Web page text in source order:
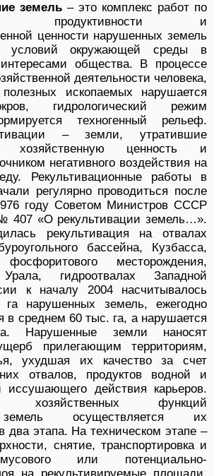
земель – это комплекс работ по
продуктивности и
ценности нарушенных земель
условий окружающей среды в
общества. В процессе
деятельности человека,
ископаемых нарушается
гидрологический режим
техногенный рельеф.
– земли, утратившие
хозяйственную ценность и
негативного воздействия на
Рекультивационные работы в
регулярно проводиться после
году Советом Министров СССР
407 «О рекультивации земель…».
рекультивация на отвалах
бассейна, Кузбасса,
фосфоритового месторождения,
Урала, гидроотвалах Западной
к началу 2004 насчитывалось
нарушенных земель, ежегодно
в среднем 60 тыс. га, а нарушается
земли наносят
прилегающим территориям,
ухудшая их качество за счет
отвалов, продуктов водной и
иссушающего действия карьеров.
хозяйственных функций
осуществляется их
два этапа. На техническом этапе –
снятие, транспортировка и
или потенциально-